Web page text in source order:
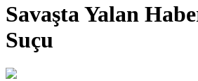
Savaşta Yalan
Suçu